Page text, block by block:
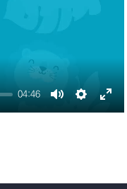
04:46
MuteSettings
Enter